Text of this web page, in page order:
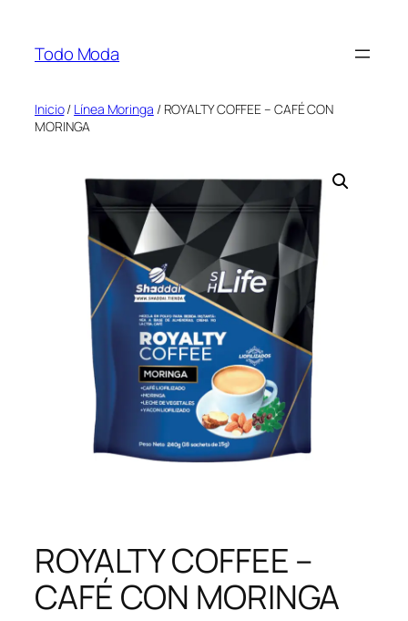
contenido
Todo Moda
Inicio/ Línea Moringa / ROYALTY COFFEE – CAFÉ CON
MORINGA
ROYALTY COFFEE –
CAFÉ CON MORINGA